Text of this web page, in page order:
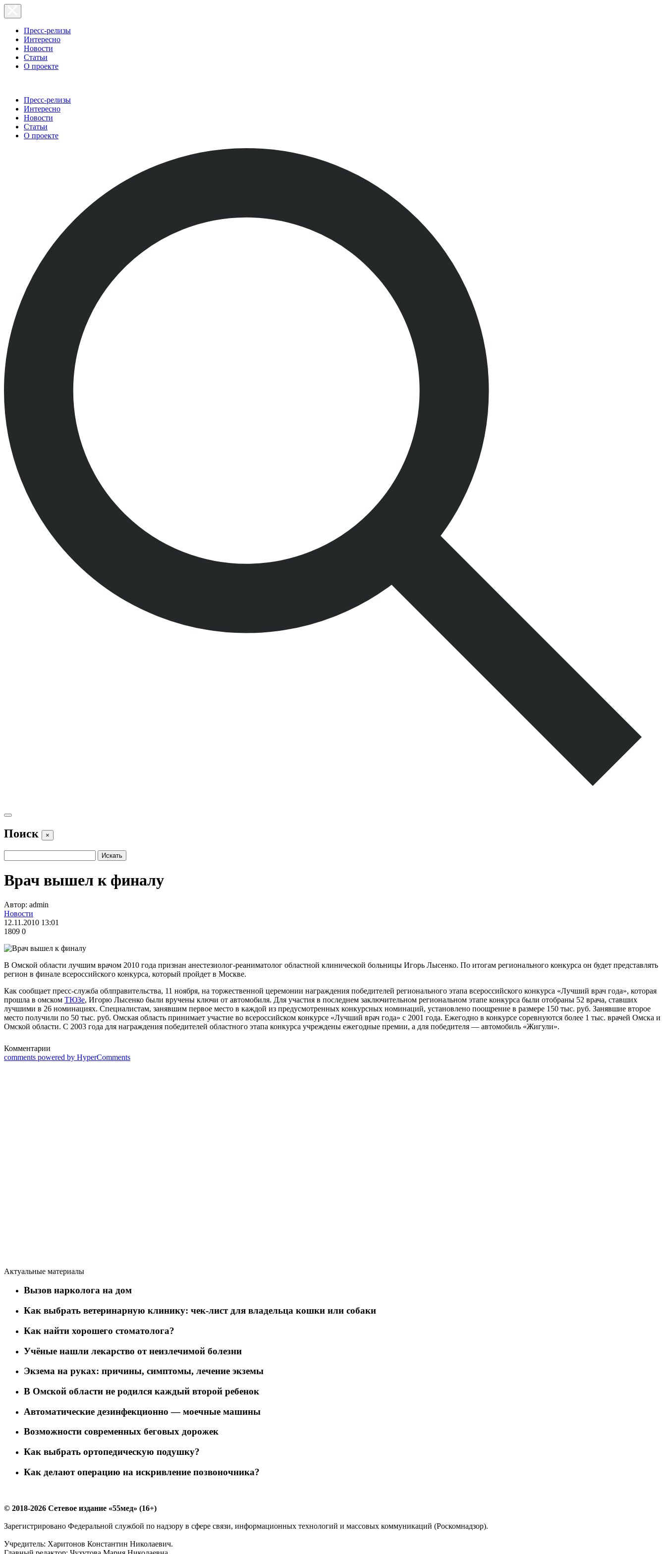
Пресс-релизы
Интересно
Новости
Статьи
О проекте
Пресс-релизы
Интересно
Новости
Статьи
О проекте
Поиск ×
Врач вышел к финалу
Автор: admin
Новости
12.11.2010 13:01
1809 0
В Омской области лучшим врачом 2010 года признан анестезиолог-реаниматолог областной клинической больницы Игорь Лысенко. По итогам регионального конкурса он будет представлять
регион в финале всероссийского конкурса, который пройдет в Москве.
Как сообщает пресс-служба облправительства, 11 ноября, на торжественной церемонии награждения победителей регионального этапа всероссийского конкурса «Лучший врач года», которая
прошла в омском ТЮЗе, Игорю Лысенко были вручены ключи от автомобиля. Для участия в последнем заключительном региональном этапе конкурса были отобраны 52 врача, ставших
лучшими в 26 номинациях. Специалистам, занявшим первое место в каждой из предусмотренных конкурсных номинаций, установлено поощрение в размере 150 тыс. руб. Занявшие второе
место получили по 50 тыс. руб. Омская область принимает участие во всероссийском конкурсе «Лучший врач года» с 2001 года. Ежегодно в конкурсе соревнуются более 1 тыс. врачей Омска и
Омской области. С 2003 года для награждения победителей областного этапа конкурса учреждены ежегодные премии, а для победителя — автомобиль «Жигули».
Комментарии
comments powered by HyperComments
Актуальные материалы
Вызов нарколога на дом
Как выбрать ветеринарную клинику: чек-лист для владельца кошки или собаки
Как найти хорошего стоматолога?
Учёные нашли лекарство от неизлечимой болезни
Экзема на руках: причины, симптомы, лечение экземы
В Омской области не родился каждый второй ребенок
Автоматические дезинфекционно — моечные машины
Возможности современных беговых дорожек
Как выбрать ортопедическую подушку?
Как делают операцию на искривление позвоночника?
© 2018-2026 Сетевое издание «55мед» (16+)
Зарегистрировано Федеральной службой по надзору в сфере связи, информационных технологий и массовых коммуникаций (Роскомнадзор).
Учредитель: Харитонов Константин Николаевич.